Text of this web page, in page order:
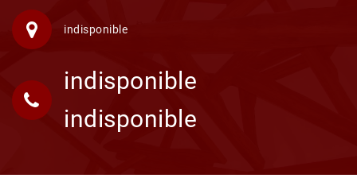
indisponible
indisponible
indisponible